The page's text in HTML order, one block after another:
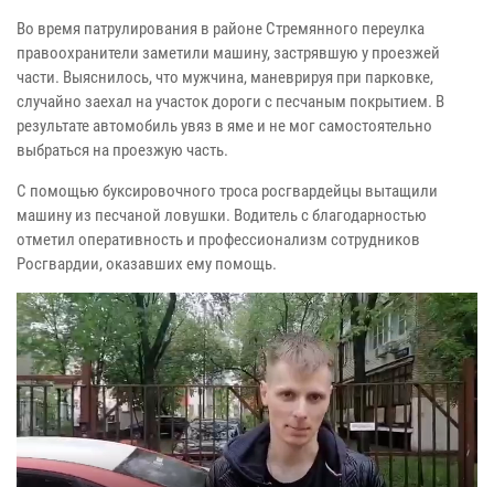
Во время патрулирования в районе Стремянного переулка
правоохранители заметили машину, застрявшую у проезжей
части. Выяснилось, что мужчина, маневрируя при парковке,
случайно заехал на участок дороги с песчаным покрытием. В
результате автомобиль увяз в яме и не мог самостоятельно
выбраться на проезжую часть.
С помощью буксировочного троса росгвардейцы вытащили
машину из песчаной ловушки. Водитель с благодарностью
отметил оперативность и профессионализм сотрудников
Росгвардии, оказавших ему помощь.